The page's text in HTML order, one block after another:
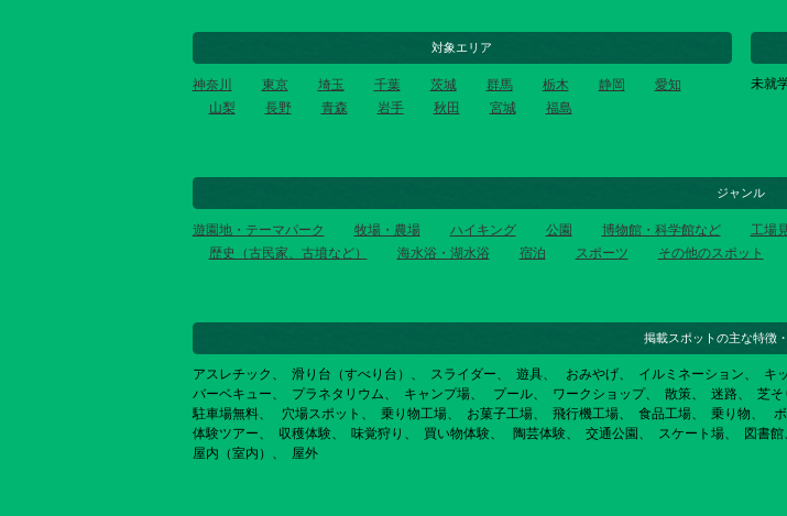
対象エリア
神奈川 東京 埼玉 千葉 茨城 群馬 栃木 静岡
愛知
山梨
長野 青森 岩手 秋田 宮城 福島
未就
ジャンル
遊園地・テーマパーク 牧場・農場 ハイキング 公園 博物館・科学館など 工場
歴史（古民家、古墳など）
海水浴・湖水浴 宿泊 スポーツ その他のスポット
掲載スポットの主な特徴
アスレチック 滑り台（すべり台） スライダー 遊具 おみやげ イルミネーション キ
バーベキュー
プラネタリウム キャンプ場 プール ワークショップ 散策 迷路 芝そ
駐車場無料
穴場スポット 乗り物工場 お菓子工場 飛行機工場 食品工場 乗り物
体験ツアー
収穫体験 味覚狩り 買い物体験 陶芸体験 交通公園 スケート場 図書館
屋内（室内）
屋外